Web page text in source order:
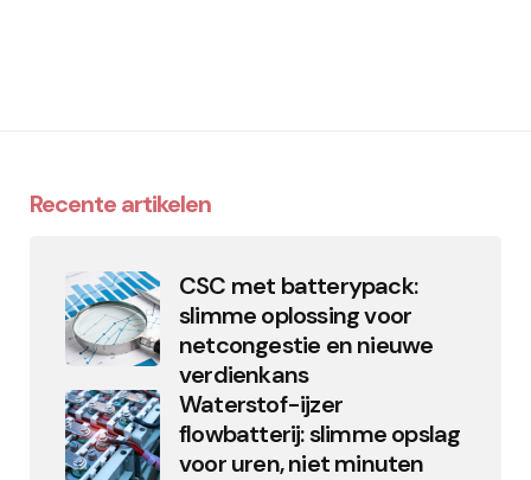
Recente artikelen
CSC met batterypack:
slimme oplossing voor
netcongestie en nieuwe
verdienkans
Waterstof-ijzer
flowbatterij: slimme opslag
voor uren, niet minuten